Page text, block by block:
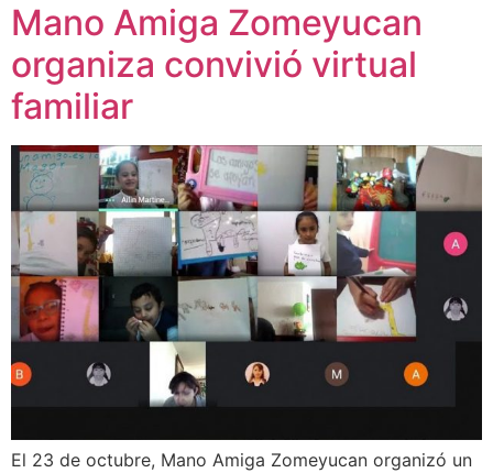
Mano Amiga Zomeyucan
organiza convivió virtual
familiar
El 23 de octubre, Mano Amiga Zomeyucan organizó un